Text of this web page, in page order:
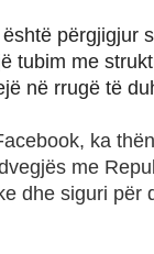
përgjigjur
tubim me
në rrugë të
ka
me
dhe siguri për